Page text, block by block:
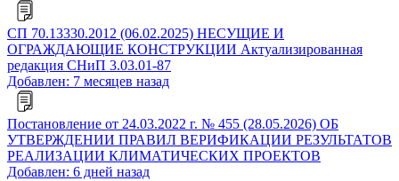
СП 70.13330.2012 (06.02.2025) НЕСУЩИЕ И
ОГРАЖДАЮЩИЕ КОНСТРУКЦИИ Актуализированная
редакция СНиП 3.03.01-87
Добавлен: 7 месяцев назад
Постановление от 24.03.2022 г. № 455 (28.05.2026) ОБ
УТВЕРЖДЕНИИ ПРАВИЛ ВЕРИФИКАЦИИ РЕЗУЛЬТАТОВ
РЕАЛИЗАЦИИ КЛИМАТИЧЕСКИХ ПРОЕКТОВ
Добавлен: 6 дней назад